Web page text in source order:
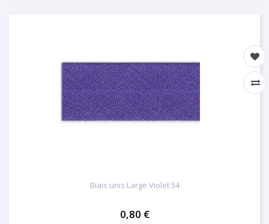
Biais unis Large Violet 54
0,80 €